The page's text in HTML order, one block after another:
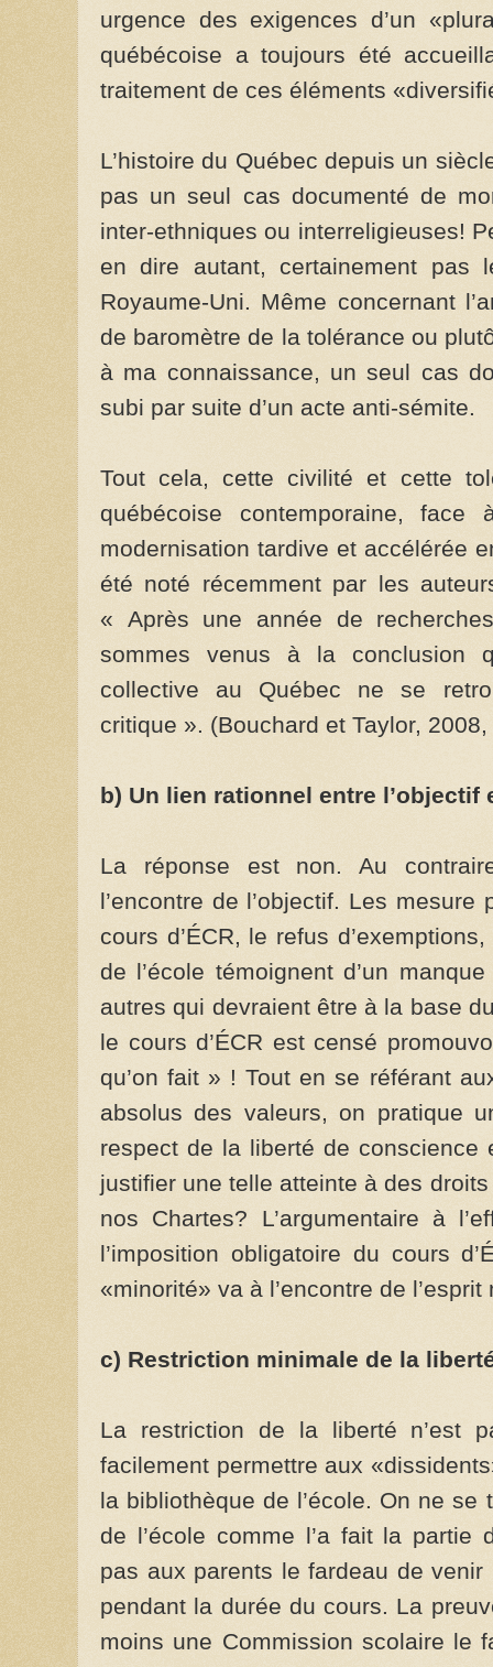
urgence des exigences d’un
québécoise a toujours été
traitement de ces éléments
L’histoire du Québec depuis un
pas un seul cas documenté de
inter-ethniques ou interreligieuses!
en dire autant, certainement pas
Royaume-Uni. Même concernant
de baromètre de la tolérance ou
à ma connaissance, un seul cas
subi par suite d’un acte anti-sémite.
Tout cela, cette civilité et cette
québécoise contemporaine, face
modernisation tardive et accélérée
été noté récemment par les
« Après une année de
sommes venus à la conclusion
collective au Québec ne se
critique ». (Bouchard et Taylor,
b) Un lien rationnel entre
La réponse est non. Au
l’encontre de l’objectif. Les
cours d’ÉCR, le refus
de l’école témoignent d’un
autres qui devraient être à la base
le cours d’ÉCR est censé
qu’on fait » ! Tout en se référant
absolus des valeurs, on pratique
respect de la liberté de conscience
justifier une telle atteinte à des
nos Chartes? L’argumentaire à
l’imposition obligatoire du cours
«minorité» va à l’encontre de
c) Restriction minimale de la
La restriction de la liberté n’est
facilement permettre aux
la bibliothèque de l’école. On ne
de l’école comme l’a fait la partie
pas aux parents le fardeau de
pendant la durée du cours. La
moins une Commission scolaire le